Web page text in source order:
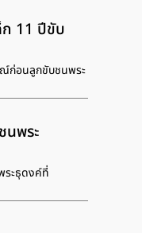
ก 11 ปีขับ
ณ์ก่อนลูกขับชนพระ
นพระ
ะธุดงค์ที่